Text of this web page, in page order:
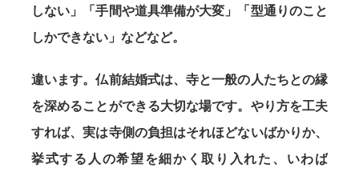
しない」「手間や道具準備が大変」「型通りのこと
しかできない」などなど。
違います。仏前結婚式は、寺と一般の人たちとの縁
を深めることができる大切な場です。やり方を工夫
すれば、実は寺側の負担はそれほどないばかりか、
挙式する人の希望を細かく取り入れた、いわば